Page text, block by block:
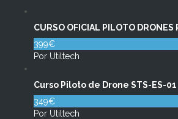
CURSO OFICIAL PILOTO DRONES
399€
Por Utiltech
Curso Piloto de Drone STS-ES-01
349€
Por Utiltech